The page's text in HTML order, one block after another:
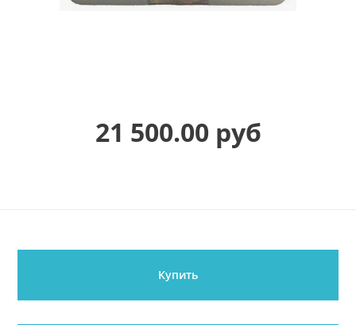
21 500.00 руб
Купить